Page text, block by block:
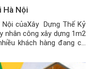
Hà Nội
củaXây Dựng Thế Kỷ
nhân công xây dựng 1m2
khách hàng đang có